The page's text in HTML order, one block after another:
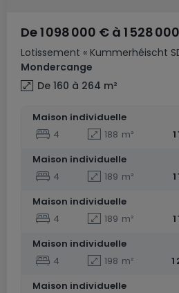
Lotissement « Kummerhéischt
Mondercange
De1 098 000 € à 1 528
De 160 à 264 m²
Maison individuelle
4
188 m²
Maison individuelle
4
189 m²
Maison individuelle
4
189 m²
Maison individuelle
4
198 m²
Maison individuelle